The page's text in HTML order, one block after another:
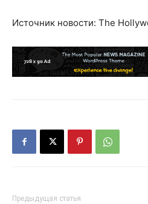
Источник новости: The
Предыдущая статья